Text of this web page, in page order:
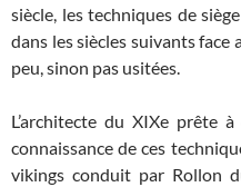
siècle, les techniques de
dans les siècles suivants
peu, sinon pas usitées.
L’architecte du XIXe prête
connaissance de ces
vikings conduit par Rollon